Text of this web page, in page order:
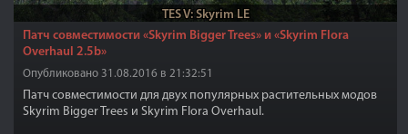
TES V: Skyrim LE
Патч совместимости «Skyrim Bigger Trees» и «Skyrim Flora
Overhaul 2.5b»
Опубликовано 31.08.2016 в 21:32:51
Патч совместимости для двух популярных растительных модов
Skyrim Bigger Trees и Skyrim Flora Overhaul.